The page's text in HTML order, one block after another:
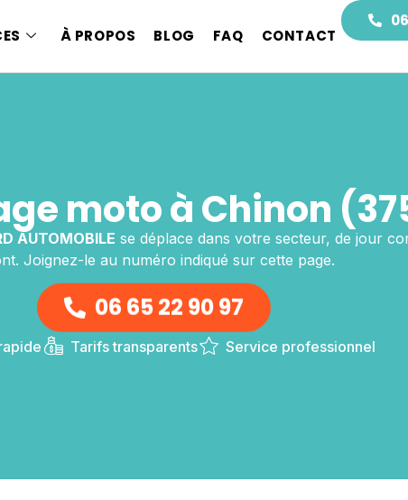
À PROPOS BLOG FAQ CONTACT
moto à Chinon
AUTOMOBILE se déplace dans votre secteur, de jour
Joignez-le au numéro indiqué sur cette page.
06 65 22 90 97
Tarifs transparents Service professionnel